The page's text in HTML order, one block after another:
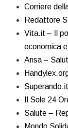
Corriere
Redattore
Vita.it – Il
economica
Ansa –
Il Sole 24
Salute –
Mondo